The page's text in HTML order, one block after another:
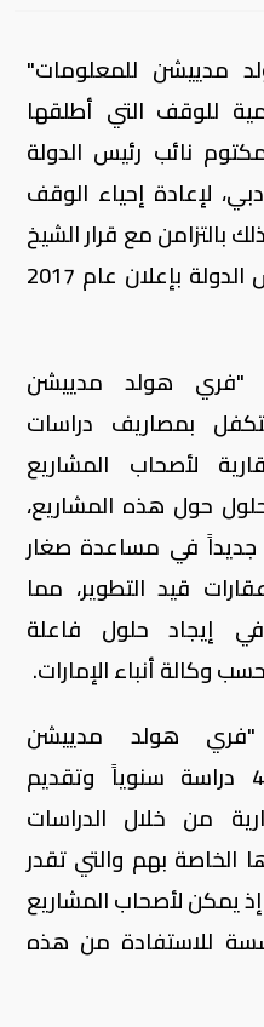
مدييشن للمعلومات"
للوقف التي أطلقها
نائب رئيس الدولة
لإعادة إحياء الوقف
بالتزامن مع قرار الشيخ
خليفة بن زايد آل نهيان رئيس الدولة بإعلان عام 2017
"فري هولد مدييشن
بمصاريف دراسات
لأصحاب المشاريع
حول هذه المشاريع،
جديداً في مساعدة صغار
قيد التطوير، مما
إيجاد حلول فاعلة
وكالة أنباء الإمارات.
هولد مدييشن
للمعلومات" بمصاريف 400 دراسة سنوياً وتقديم
من خلال الدراسات
الخاصة بهم والتي تقدر
درهم إذ يمكن لأصحاب المشاريع
للاستفادة من هذه